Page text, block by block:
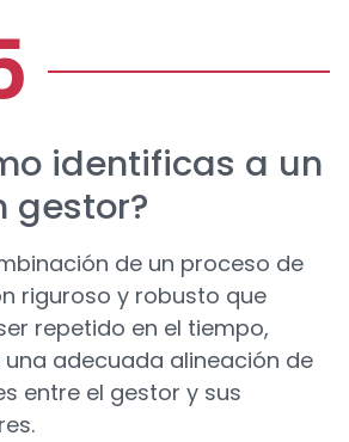
identificas a un
gestor?
de un proceso de
riguroso y robusto que
repetido en el tiempo,
una adecuada alineación de
entre el gestor y sus